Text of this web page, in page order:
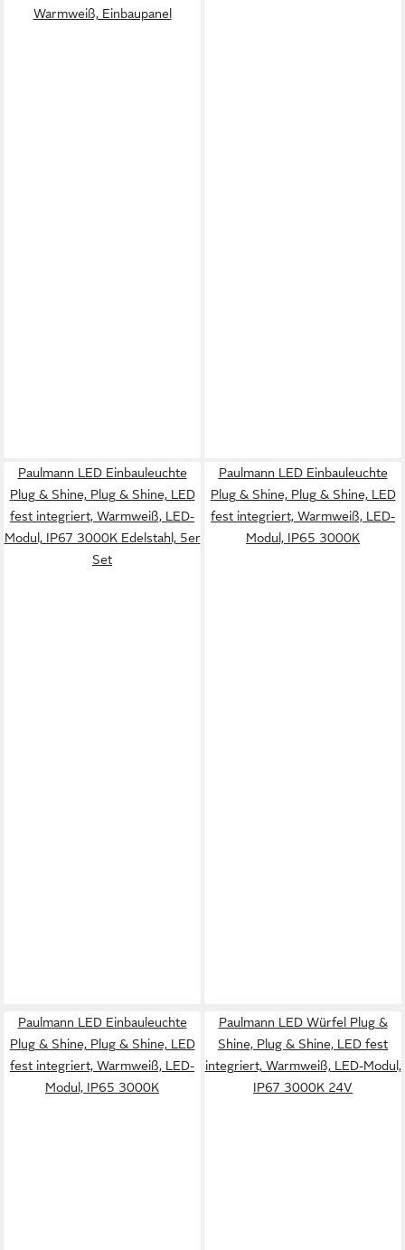
Warmweiß, Einbaupanel
Paulmann LED Einbauleuchte
Plug & Shine, Plug & Shine, LED
fest integriert, Warmweiß, LED-
Modul, IP67 3000K Edelstahl, 5er
Set
Paulmann LED Einbauleuchte
Plug & Shine, Plug & Shine, LED
fest integriert, Warmweiß, LED-
Modul, IP65 3000K
Paulmann LED Einbauleuchte
Plug & Shine, Plug & Shine, LED
fest integriert, Warmweiß, LED-
Modul, IP65 3000K
Paulmann LED Würfel Plug &
Shine, Plug & Shine, LED fest
integriert, Warmweiß, LED-Modul,
IP67 3000K 24V